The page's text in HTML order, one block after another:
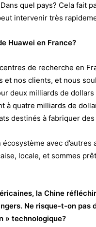
quel pays? Cela fait
intervenir très
Huawei en France?
de recherche en
et nos clients, et nous
deux milliards de
à quatre milliards de
destinés à fabriquer
écosystème avec
locale, et sommes
la Chine
Ne risque-t-on pas
» technologique?